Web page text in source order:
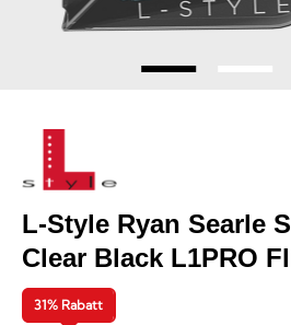
L-Style Ryan Searle
Clear Black L1PRO
31% Rabatt